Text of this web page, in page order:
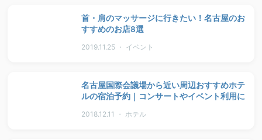
首・肩のマッサージに行きたい！名古屋のお
すすめのお店8選
2019.11.25 ・ イベント
名古屋国際会議場から近い周辺おすすめホテ
ルの宿泊予約｜コンサートやイベント利用に
2018.12.11 ・ ホテル